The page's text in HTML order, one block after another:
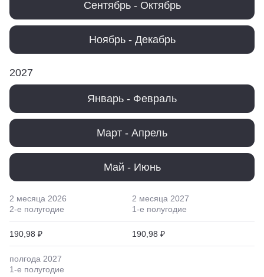
Сентябрь - Октябрь
Ноябрь - Декабрь
2027
Январь - Февраль
Март - Апрель
Май - Июнь
2 месяца 2026
2-е полугодие
190,98 ₽
2 месяца 2027
1-е полугодие
190,98 ₽
полгода 2027
1-е полугодие